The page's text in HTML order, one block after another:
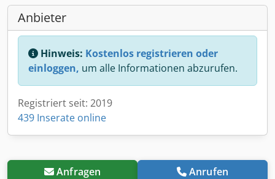
Anbieter
Hinweis: Kostenlos registrieren oder
einloggen, um alle Informationen abzurufen.
Registriert seit: 2019
439 Inserate online
Anfragen Anrufen